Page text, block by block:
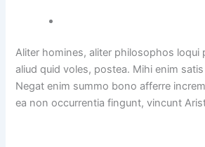
Aliter homines, aliter philosophos loqui
aliud quid voles, postea. Mihi enim
Negat enim summo bono afferre
ea non occurrentia fingunt, vincunt